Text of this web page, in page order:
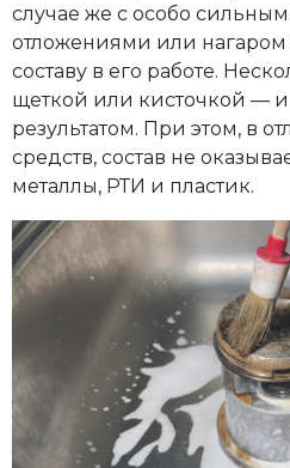
случае же с особо
отложениями или
составу в его работе.
щеткой или кисточкой —
результатом. При этом, в
средств, состав не
металлы, РТИ и пластик.